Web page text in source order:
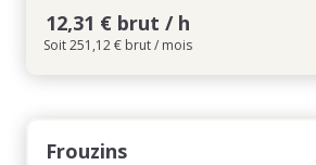
12,31 € brut / h
Soit 251,12 € brut / mois
Frouzins